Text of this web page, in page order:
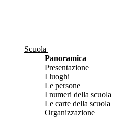
Scuola
Panoramica
Presentazione
I luoghi
Le persone
I numeri della scuola
Le carte della scuola
Organizzazione